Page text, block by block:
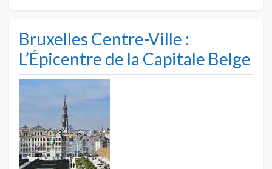
Bruxelles Centre-Ville :
L’Épicentre de la Capitale Belge